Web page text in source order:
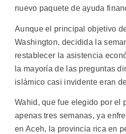
nuevo paquete de ayuda
Aunque el principal objetivo
Washington, decidida la
restablecer la asistencia
la mayoría de las preguntas
islámico casi invidente eran
Wahid, que fue elegido por el
apenas tres semanas, ya
en Aceh, la provincia rica en